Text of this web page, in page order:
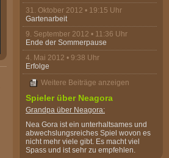
31. Oktober 2012 • 19:15 Uhr
Gartenarbeit
9. September 2012 • 11:36 Uhr
Ende der Sommerpause
4. Mai 2012 • 9:38 Uhr
Erfolge
Weitere Beiträge anzeigen
Spieler über Neagora
Grandpa über Neagora:
Nea Gora ist ein unterhaltsames und
abwechslungsreiches Spiel wovon es
nicht mehr viele gibt. Es macht viel
Spass und ist sehr zu empfehlen.